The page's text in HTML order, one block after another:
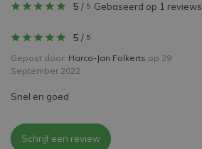
5 / 5 Gebaseerd op 1 reviews
5 / 5
Gepost door: Harco-Jan Folkerts op 29
September 2022
Snel en goed
Schrijf een review